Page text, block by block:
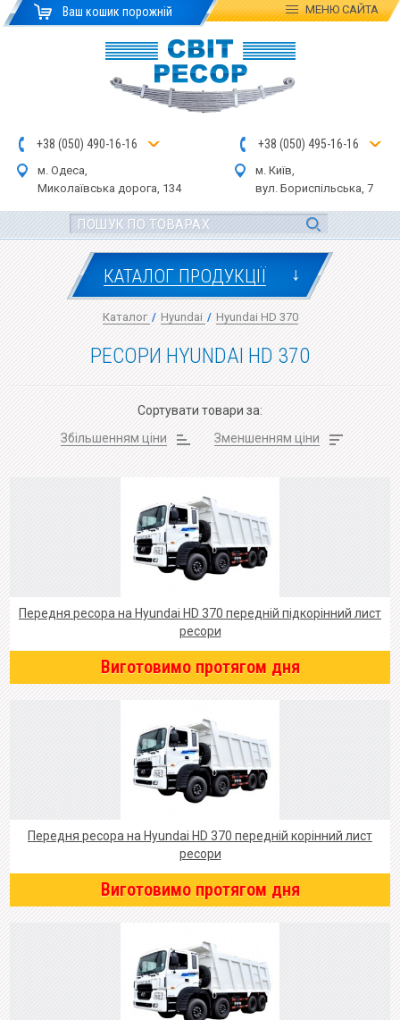
Ваш кошик порожній МЕНЮСАЙТА
+38 (050) 490-16-16
м. Одеса,
Миколаївська дорога, 134
+38 (050) 495-16-16
м. Київ,
вул. Бориспільська, 7
КАТАЛОГ ПРОДУКЦІЇ ↓
Каталог / Hyundai / Hyundai HD 370
РЕСОРИ HYUNDAI HD 370
Сортувати товари за:
Збільшенням ціни
Зменшенням ціни
Передня ресора на Hyundai HD 370 передній підкорінний лист
ресори
Виготовимо протягом дня
Передня ресора на Hyundai HD 370 передній корінний лист
ресори
Виготовимо протягом дня